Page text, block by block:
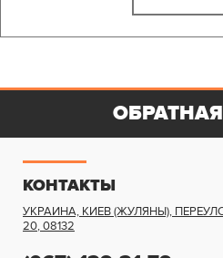
КОНТАКТЫ
УКРАИНА, КИЕВ (ЖУЛЯНЫ),
20,08132